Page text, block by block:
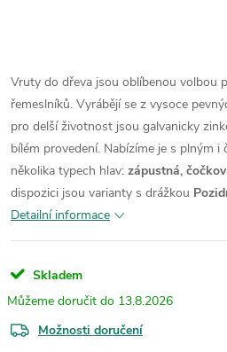
Vruty do dřeva jsou oblíbenou volbou
řemeslníků. Vyrábějí se z vysoce
pro delší životnost jsou galvanicky
bílém provedení. Nabízíme je s plným i
několika typech hlav: zápustná,
dispozici jsou varianty s drážkou
Detailní informace
Skladem
13.8.2026
Možnosti doručení